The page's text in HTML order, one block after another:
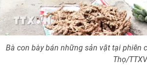
Bà con bày bán những sản vật tại phiên
Thọ/